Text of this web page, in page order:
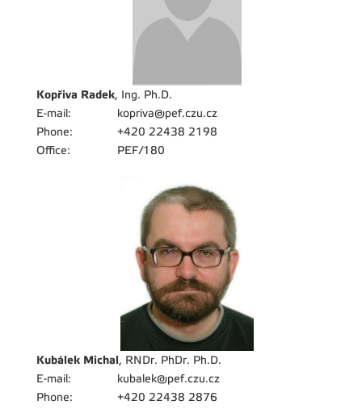
Kopřiva Radek, Ing. Ph.D.
E-mail:
kopriva@pef.czu.cz
Phone:
+420 22438 2198
Office:
PEF/180
Kubálek Michal, RNDr. PhDr. Ph.D.
E-mail:
kubalek@pef.czu.cz
Phone:
+420 22438 2876